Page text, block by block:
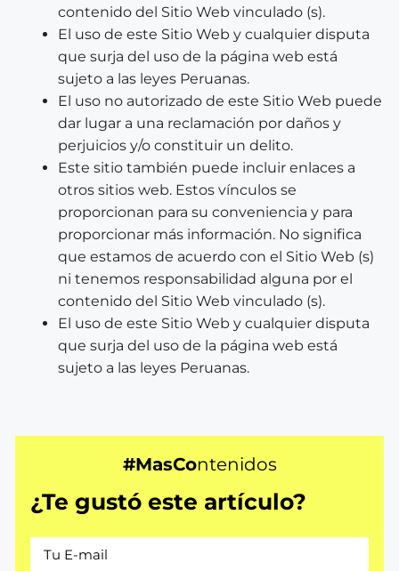
contenido del Sitio Web vinculado (s).
El uso de este Sitio Web y cualquier disputa
que surja del uso de la página web está
sujeto a las leyes Peruanas.
El uso no autorizado de este Sitio Web puede
dar lugar a una reclamación por daños y
perjuicios y/o constituir un delito.
Este sitio también puede incluir enlaces a
otros sitios web. Estos vínculos se
proporcionan para su conveniencia y para
proporcionar más información. No significa
que estamos de acuerdo con el Sitio Web (s)
ni tenemos responsabilidad alguna por el
contenido del Sitio Web vinculado (s).
El uso de este Sitio Web y cualquier disputa
que surja del uso de la página web está
sujeto a las leyes Peruanas.
#MasContenidos
¿Te gustó este artículo?